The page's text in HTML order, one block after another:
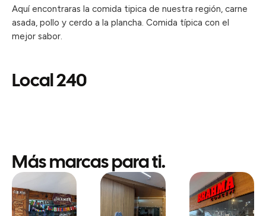
Aquí encontraras la comida tipica de nuestra región, carne
asada, pollo y cerdo a la plancha. Comida típica con el
mejor sabor.
Local 240
Más marcas para ti.